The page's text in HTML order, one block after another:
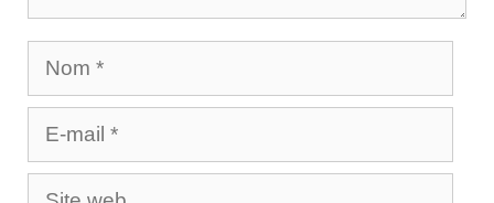
Nom
E-
mail
Site